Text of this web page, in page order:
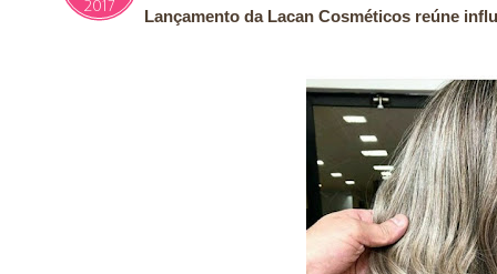
2017
Lançamento da Lacan Cosméticos reúne